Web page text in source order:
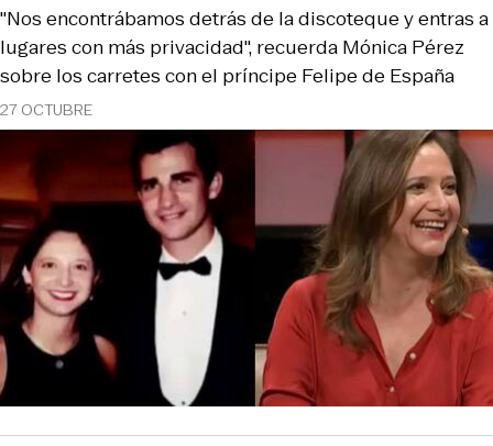
27 OCTUBRE
"Nos encontrábamos detrás de la discoteque y entras a
lugares con más privacidad", recuerda Mónica Pérez
sobre los carretes con el príncipe Felipe de España